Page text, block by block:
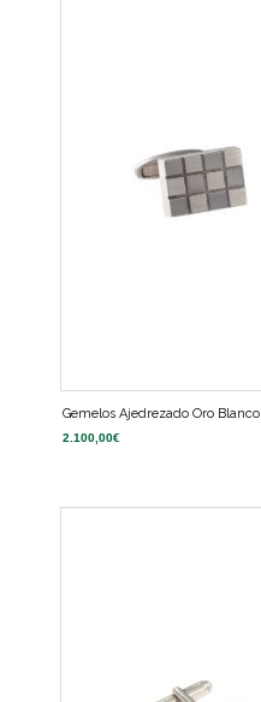
Gemelos Ajedrezado Oro Blanco
2.100,00€